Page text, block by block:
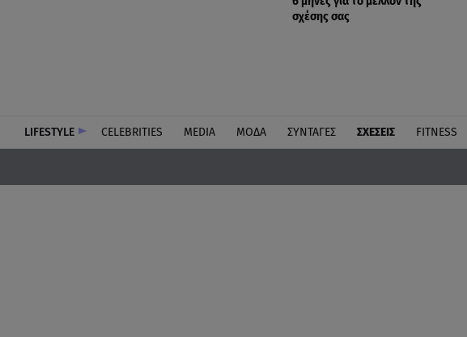
σχέσης σας
LIFESTYLE CELEBRITIES MEDIA ΜΟΔΑ ΣΥΝΤΑΓΕΣ ΣΧΕΣΕΙΣ FITNESS